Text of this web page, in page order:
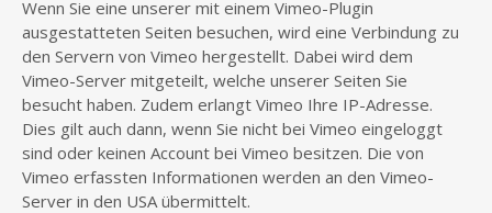
Wenn Sie eine unserer mit einem Vimeo-Plugin
ausgestatteten Seiten besuchen, wird eine Verbindung zu
den Servern von Vimeo hergestellt. Dabei wird dem
Vimeo-Server mitgeteilt, welche unserer Seiten Sie
besucht haben. Zudem erlangt Vimeo Ihre IP-Adresse.
Dies gilt auch dann, wenn Sie nicht bei Vimeo eingeloggt
sind oder keinen Account bei Vimeo besitzen. Die von
Vimeo erfassten Informationen werden an den Vimeo-
Server in den USA übermittelt.